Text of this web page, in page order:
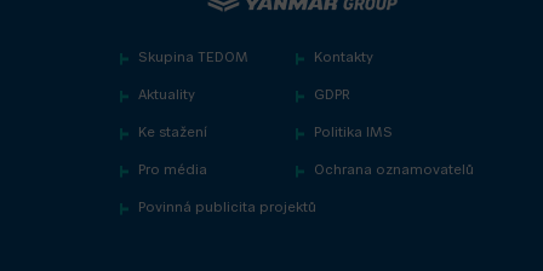
Skupina TEDOM Kontakty
Aktuality GDPR
Ke stažení Politika IMS
Pro média Ochrana oznamovatelů
Povinná publicita projektů